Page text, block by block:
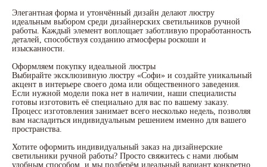
Элегантная форма и утончённый дизайн делают люстру
идеальным выбором среди дизайнерских светильников ручной
работы. Каждый элемент воплощает заботливую проработанность
деталей, способствуя созданию атмосферы роскоши и
изысканности.
Оформляем покупку идеальной люстры
Выбирайте эксклюзивную люстру «Софи» и создайте уникальный
акцент в интерьере своего дома или общественного заведения.
Если нужной модели пока нет в наличии, наши специалисты
готовы изготовить её специально для вас по вашему заказу.
Процесс изготовления занимает всего несколько недель, позволяя
вам насладиться индивидуальным решением именно для вашего
пространства.
Хотите оформить индивидуальный заказ на дизайнерские
светильники ручной работы? Просто свяжитесь с нами любым
удобным способом, и мы подберём идеальный вариант конкретно